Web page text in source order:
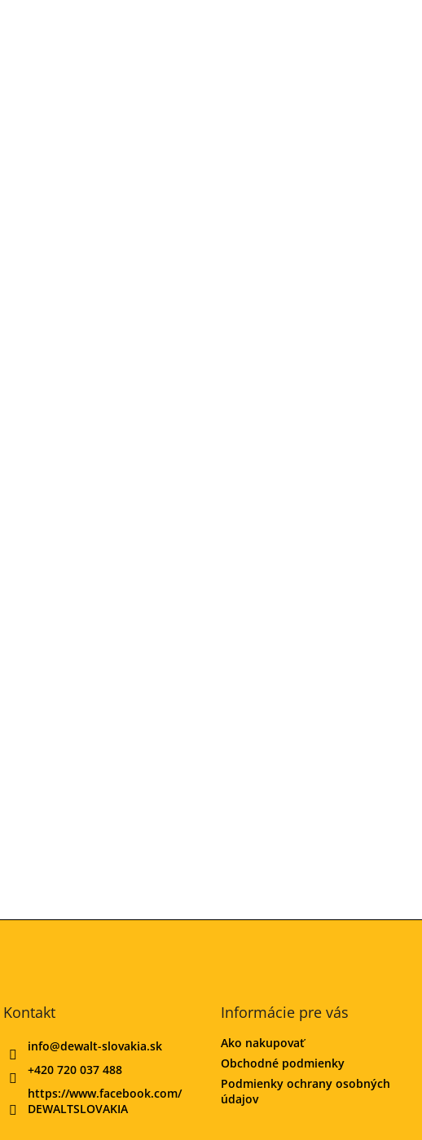
Kontakt
info@dewalt-slovakia.sk
+420 720 037 488
https://www.facebook.com/
DEWALTSLOVAKIA
Informácie pre vás
Ako nakupovať
Obchodné podmienky
Podmienky ochrany osobných
údajov